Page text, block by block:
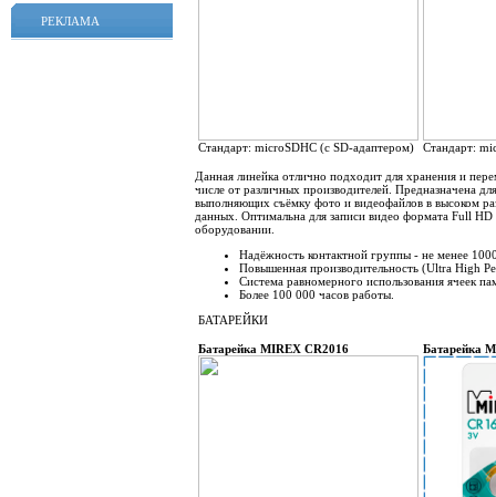
РЕКЛАМА
Стандарт: microSDHC (с SD-адаптером)
Данная линейка отлично подходит для хранения и
числе от различных производителей. Предназначена
выполняющих съёмку фото и видеофайлов в высоком
данных. Оптимальна для записи видео формата Full
оборудовании.
Надёжность контактной группы - не менее
Повышенная производительность (Ultra High
Система равномерного использования ячеек
Более 100 000 часов работы.
БАТАРЕЙКИ
Батарейка MIREX CR2016 Батарейка